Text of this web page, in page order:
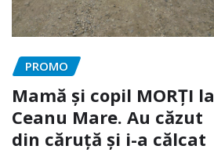
PROMO
Mamă și copil MORȚI la
Ceanu Mare. Au căzut
din căruță și i-a călcat